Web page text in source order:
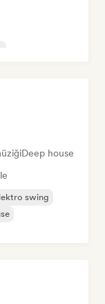
Deep house
swing